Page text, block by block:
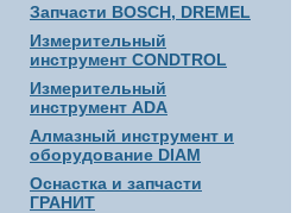
Запчасти BOSCH, DREMEL
Измерительный
инструмент CONDTROL
Измерительный
инструмент ADA
Алмазный инструмент и
оборудование DIAM
Оснастка и запчасти
ГРАНИТ